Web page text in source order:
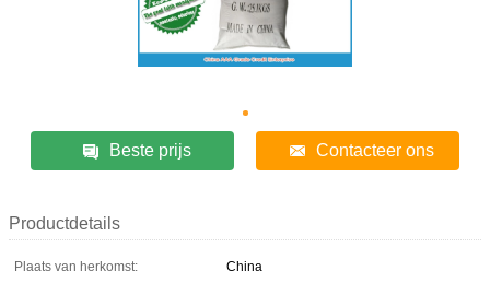
Beste prijs Contacteer ons
Productdetails
Plaats van herkomst:
China